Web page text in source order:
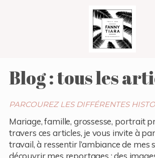
Blog : tous les
PARCOUREZ LES DIFFÉRENTES
Mariage, famille, grossesse, portrait
travers ces articles, je vous invite à
travail, à ressentir l’ambiance de mes
découvrir mes reportages : des